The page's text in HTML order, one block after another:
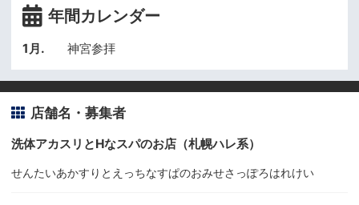
年間カレンダー
1月. 神宮参拝
店舗名・募集者
洗体アカスリとHなスパのお店（札幌ハレ系）
せんたいあかすりとえっちなすぱのおみせさっぽろはれけい